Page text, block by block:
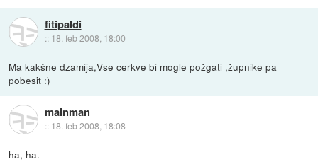
fitipaldi
:: 18. feb 2008, 18:00
Ma kakšne dzamija,Vse cerkve bi mogle požgati ,župnike pa
pobesit :)
mainman
:: 18. feb 2008, 18:08
ha, ha.